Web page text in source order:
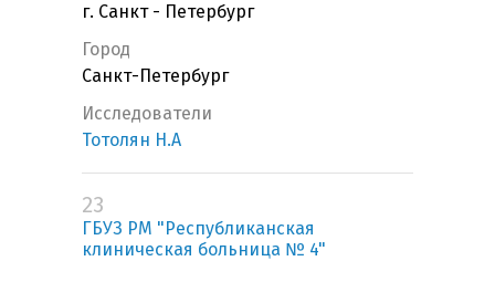
г. Санкт - Петербург
Город
Санкт-Петербург
Исследователи
Тотолян Н.А
23
ГБУЗ РМ "Республиканская
клиническая больница № 4"